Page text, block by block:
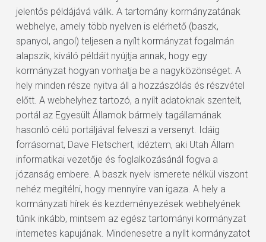
jelentős példájává válik. A tartomány kormányzatának
webhelye, amely több nyelven is elérhető (baszk,
spanyol, angol) teljesen a nyílt kormányzat fogalmán
alapszik, kiváló példáit nyújtja annak, hogy egy
kormányzat hogyan vonhatja be a nagyközönséget. A
hely minden része nyitva áll a hozzászólás és részvétel
előtt. A webhelyhez tartozó, a nyílt adatoknak szentelt,
portál az Egyesült Államok bármely tagállamának
hasonló célú portáljával felveszi a versenyt. Idáig
forrásomat, Dave Fletschert, idéztem, aki Utah Állam
informatikai vezetője és foglalkozásánál fogva a
józanság embere. A baszk nyelv ismerete nélkül viszont
nehéz megítélni, hogy mennyire van igaza. A hely a
kormányzati hírek és kezdeményezések webhelyének
tűnik inkább, mintsem az egész tartományi kormányzat
internetes kapujának. Mindenesetre a nyílt kormányzatot